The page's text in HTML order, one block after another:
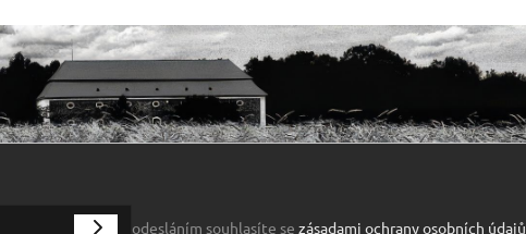
odesláním souhlasíte se zásadami ochrany osobních údajů